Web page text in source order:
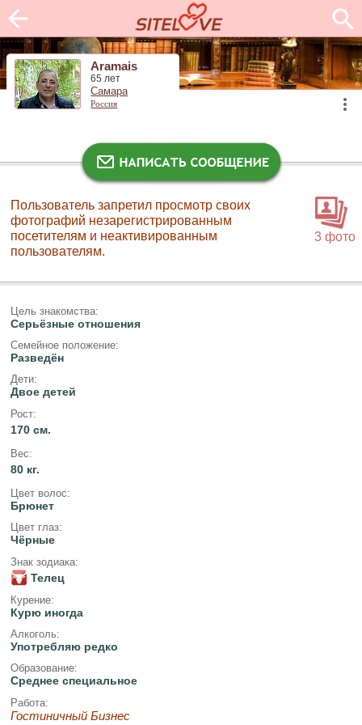
Aramais
65 лет
Самара
Россия
3 фото
Пользователь запретил просмотр своих
фотографий незарегистрированным
посетителям и неактивированным
пользователям.
Цель знакомства:
Серьёзные отношения
Семейное положение:
Разведён
Дети:
Двое детей
Рост:
170 см.
Вес:
80 кг.
Цвет волос:
Брюнет
Цвет глаз:
Чёрные
Знак зодиака:
Телец
Курение:
Курю иногда
Алкоголь:
Употребляю редко
Образование:
Среднее специальное
Работа:
Гостиничный Бизнес